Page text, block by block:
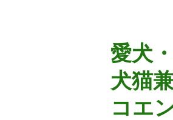
愛犬
犬猫
コエ